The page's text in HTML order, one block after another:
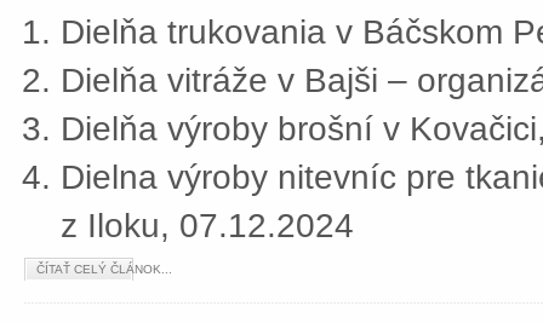
Dielňa trukovania v Báčskom
Dielňa vitráže v Bajši –
Dielňa výroby brošní v
Dielna výroby nitevníc pre
z Iloku, 07.12.2024
ČÍTAŤ CELÝ ČLÁNOK...